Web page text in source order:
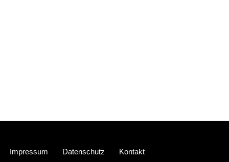
Impressum Datenschutz Kontakt